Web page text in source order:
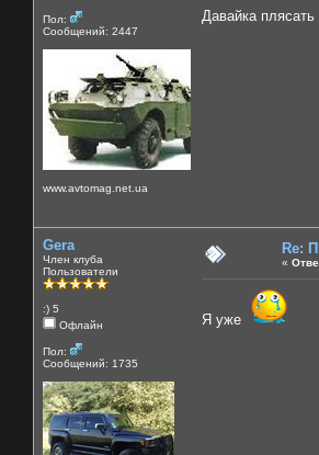
Пол:
Сообщений: 2447
www.avtomag.net.ua
Давайка плясать
Gera
Член клуба
Пользователи
:) 5
Офлайн
Пол:
Сообщений: 1735
Re:
«
Я уже